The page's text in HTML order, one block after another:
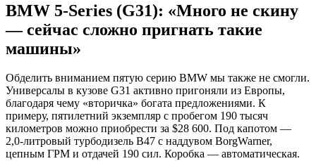
BMW 5-Series (G31): «Много не скину
— сейчас сложно пригнать такие
машины»
Обделить вниманием пятую серию BMW мы также не смогли.
Универсалы в кузове G31 активно пригоняли из Европы,
благодаря чему «вторичка» богата предложениями. К
примеру, пятилетний экземпляр с пробегом 190 тысяч
километров можно приобрести за $28 600. Под капотом —
2,0-литровый турбодизель B47 с наддувом BorgWarner,
цепным ГРМ и отдачей 190 сил. Коробка — автоматическая.